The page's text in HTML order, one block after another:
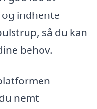
indhente
så du kan
behov.
nemt